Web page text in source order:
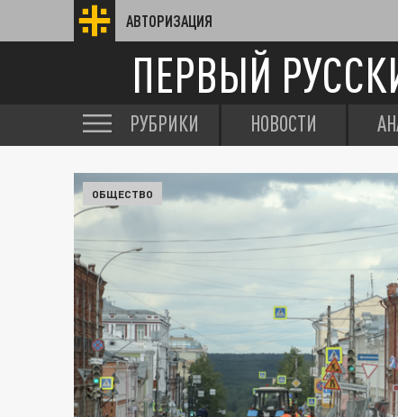
АВТОРИЗАЦИЯ
ПЕРВЫЙ
РУБРИКИ НОВОСТИ
ОБЩЕСТВО